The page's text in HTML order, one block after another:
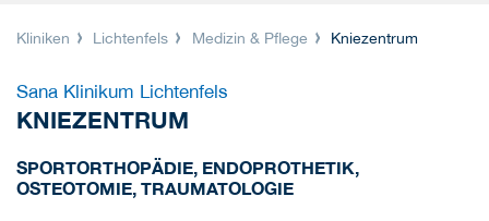
Kliniken Lichtenfels Medizin & Pflege Kniezentrum
Sana Klinikum Lichtenfels
KNIEZENTRUM
SPORTORTHOPÄDIE, ENDOPROTHETIK,
OSTEOTOMIE, TRAUMATOLOGIE